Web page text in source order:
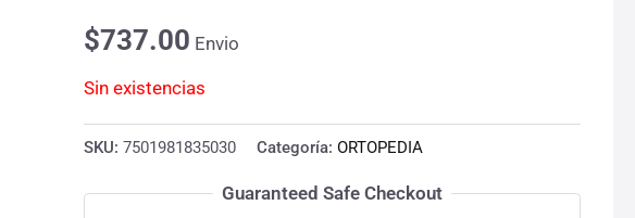
$737.00 Envio
Sin existencias
SKU: 7501981835030 Categoría: ORTOPEDIA
Guaranteed Safe Checkout